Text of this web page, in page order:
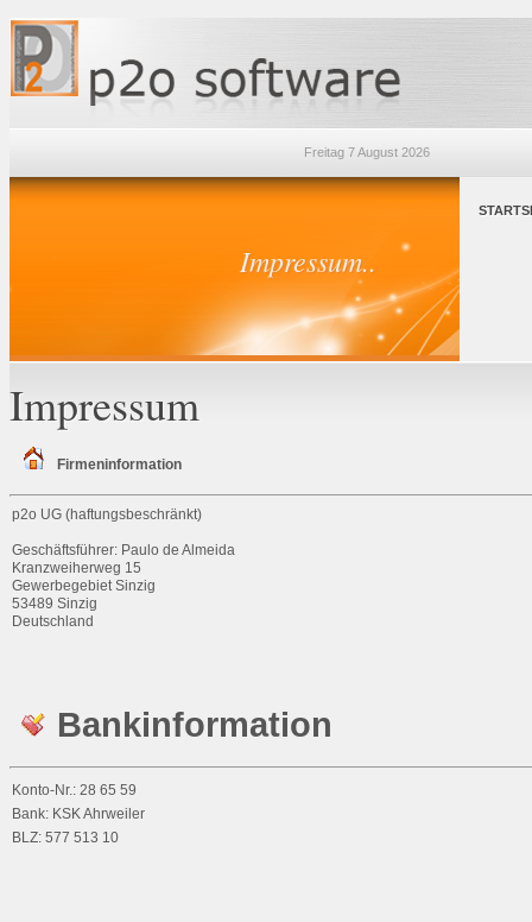
Freitag 7 August 2026
Impressum..
Impressum
Firmeninformation
p2o UG (haftungsbeschränkt)
Geschäftsführer: Paulo de Almeida
Kranzweiherweg 15
Gewerbegebiet Sinzig
53489 Sinzig
Deutschland
Bankinformation
Konto-Nr.: 28 65 59
Bank: KSK Ahrweiler
BLZ: 577 513 10